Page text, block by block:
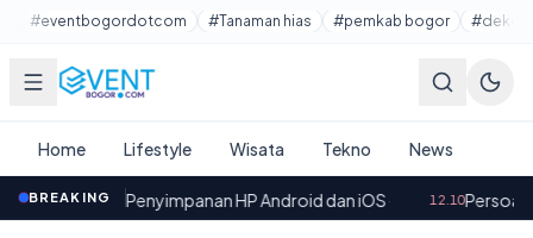
Lewati ke konten utama
#eventbogordotcom #Tanaman hias #pemkab bogor
Home Lifestyle Wisata Tekno News
BREAKINGHP Android dan iOS· 12.10Persoalan Bangunan